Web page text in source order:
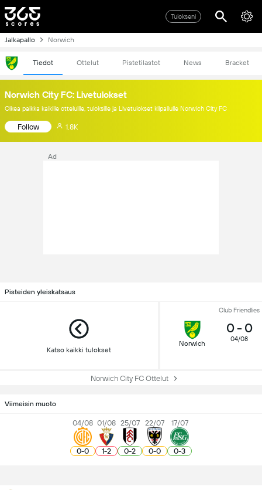
Tulokseni
Jalkapallo Norwich
Tiedot Ottelut Pistetilastot News Bracket
Norwich City FC: Livetulokset
Oikea paikka kaikille otteluille, tuloksille ja Livetulokset kilpailulle Norwich City FC
Follow 1.8K
Ad
Pisteiden yleiskatsaus
Katso kaikki tulokset
Club Friendlies
Norwich
0- 0
04/08
Norwich City FC Ottelut
Viimeisin muoto
04/08
0-0
01/08
1-2
25/07
0-2
22/07
0-0
17/07
0-3